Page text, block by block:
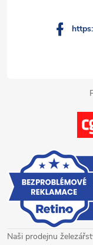
Naši prodejnu